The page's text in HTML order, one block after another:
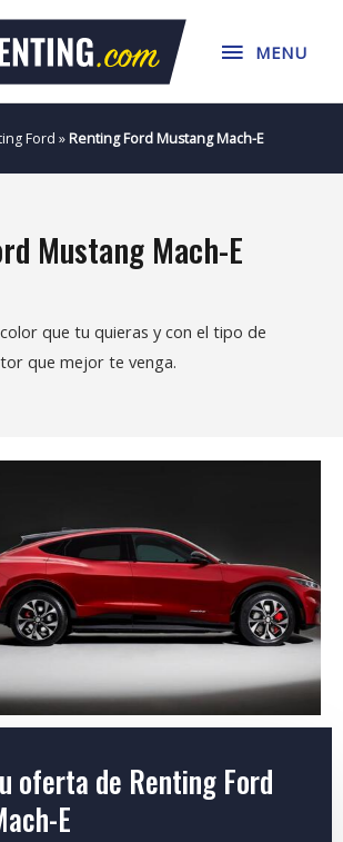
MENU
MENU
Ford »Renting Ford Mustang Mach-E
Mustang Mach-E
que tu quieras y con el tipo de
que mejor te venga.
oferta de Renting Ford
E